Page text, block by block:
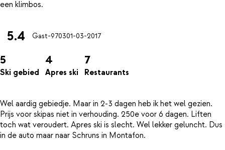
5.4 Gast-970301-03-2017
5
Ski gebied
4
Apres ski
7
Restaurants
Wel aardig gebiedje. Maar in 2-3 dagen heb ik het wel gezien.
Prijs voor skipas niet in verhouding. 250e voor 6 dagen. Liften
toch wat veroudert. Apres ski is slecht. Wel lekker geluncht. Dus